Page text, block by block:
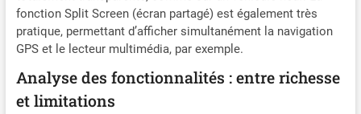
volant et le bouton Idrive
d'origine de la voiture.
✪【Commande au volant,
GPS & multimédia】Cet
autoradio Android est
compatible avec les
fonction Split Screen (écran partagé) est également très
pratique, permettant d’afficher simultanément la navigation
GPS et le lecteur multimédia, par exemple.
Analyse des fonctionnalités : entre richesse
et limitations